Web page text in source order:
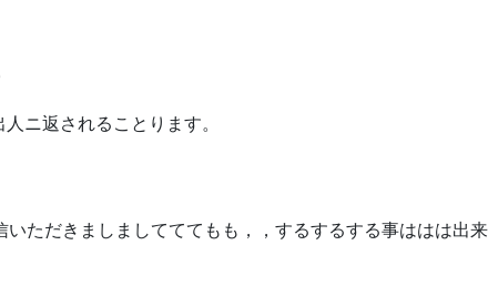
ニ返されることります。
ただきましましてててもも，，するするする事ははは出